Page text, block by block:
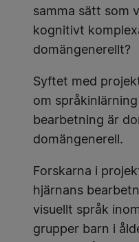
samma sätt som
kognitivt
domängenerellt?
Syftet med
om
bearbetning är
domängenerell.
Forskarna i
hjärnans
visuellt språk
grupper barn i